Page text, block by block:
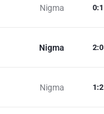
Nigma 0:1
Nigma 2:0
Nigma 1 :2